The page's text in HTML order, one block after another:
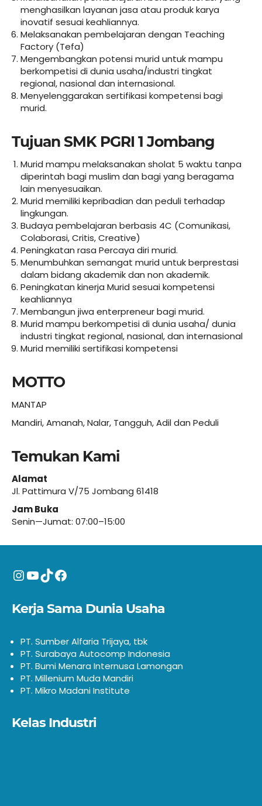
menghasilkan layanan jasa atau produk karya
inovatif sesuai keahliannya.
Melaksanakan pembelajaran dengan Teaching
Factory (Tefa)
Mengembangkan potensi murid untuk mampu
berkompetisi di dunia usaha/industri tingkat
regional, nasional dan internasional.
Menyelenggarakan sertifikasi kompetensi bagi
murid.
Tujuan SMK PGRI 1 Jombang
Murid mampu melaksanakan sholat 5 waktu tanpa
diperintah bagi muslim dan bagi yang beragama
lain menyesuaikan.
Murid memiliki kepribadian dan peduli terhadap
lingkungan.
Budaya pembelajaran berbasis 4C (Comunikasi,
Colaborasi, Critis, Creative)
Peningkatan rasa Percaya diri murid.
Menumbuhkan semangat murid untuk berprestasi
dalam bidang akademik dan non akademik.
Peningkatan kinerja Murid sesuai kompetensi
keahliannya
Membangun jiwa enterpreneur bagi murid.
Murid mampu berkompetisi di dunia usaha/ dunia
industri tingkat regional, nasional, dan internasional
Murid memiliki sertifikasi kompetensi
MOTTO
MANTAP
Mandiri, Amanah, Nalar, Tangguh, Adil dan Peduli
Temukan Kami
Alamat
Jl. Pattimura V/75 Jombang 61418
Jam Buka
Senin—Jumat: 07:00–15:00
Instagram
YouTube
TikTokFacebook
Kerja Sama Dunia Usaha
PT. Sumber Alfaria Trijaya, tbk
PT. Surabaya Autocomp Indonesia
PT. Bumi Menara Internusa Lamongan
PT. Millenium Muda Mandiri
PT. Mikro Madani Institute
Kelas Industri